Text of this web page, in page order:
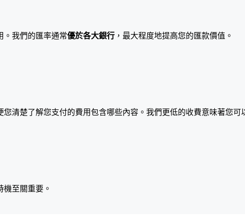
。我們的匯率通常優於各大銀行 ，最大程度地提高您的匯款價值。
您清楚了解您支付的費用包含哪些內容。我們更低的收費意味著您可
機至關重要。